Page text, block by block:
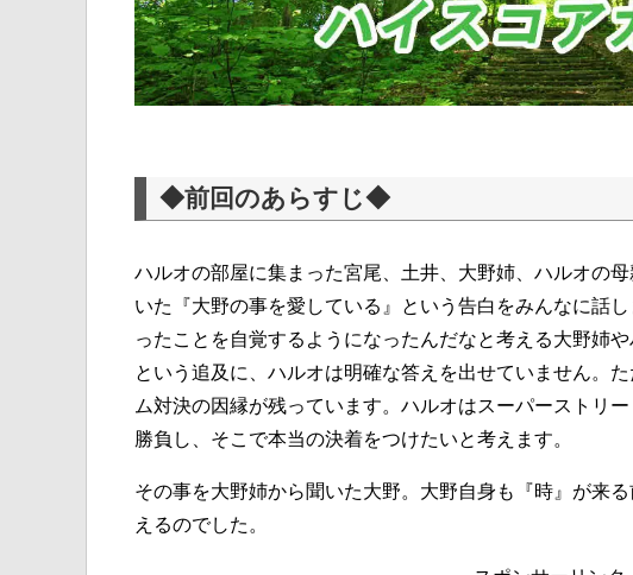
◆前回のあらすじ◆
ハルオの部屋に集まった宮尾、土井、大野姉、ハルオの
いた『大野の事を愛している』という告白をみんなに話
ったことを自覚するようになったんだなと考える大野姉
という追及に、ハルオは明確な答えを出せていません。
ム対決の因縁が残っています。ハルオはスーパーストリ
勝負し、そこで本当の決着をつけたいと考えます。
その事を大野姉から聞いた大野。大野自身も『時』が来
えるのでした。